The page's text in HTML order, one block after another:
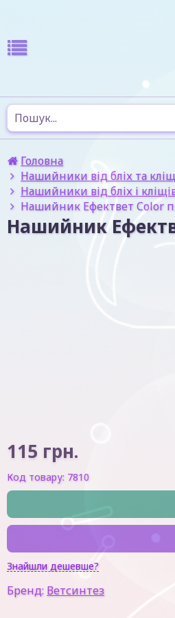
Головна
Нашийники від бліх та
Нашийники від бліх і
Нашийник Ефектвет Color
Нашийник
115 грн.
Код товару: 7810
Знайшли дешевше?
Бренд: Ветсинтез